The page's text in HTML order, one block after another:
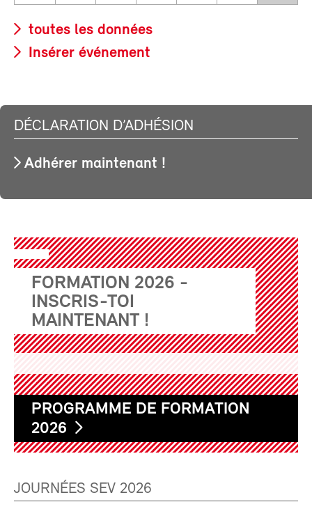
toutes les données
Insérer événement
DÉCLARATION D’ADHÉSION
Adhérer maintenant !
FORMATION 2026 -
INSCRIS-TOI
MAINTENANT !
PROGRAMME DE FORMATION
2026
JOURNÉES SEV 2026